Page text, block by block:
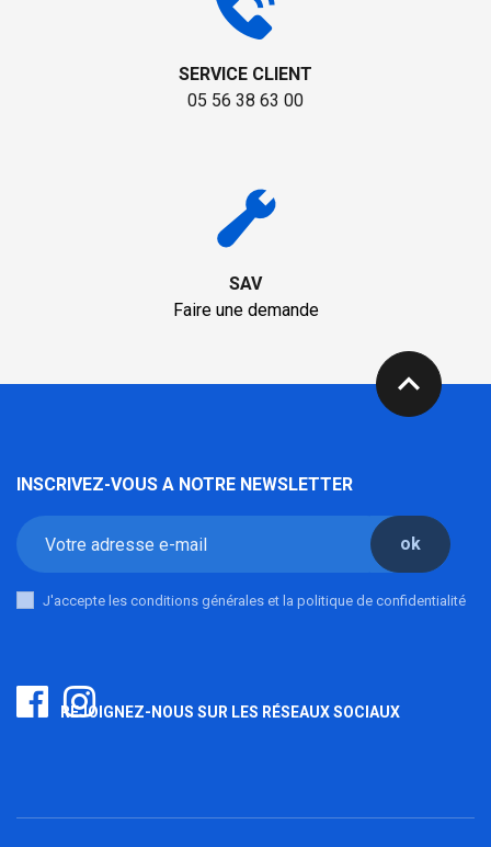
SERVICE CLIENT
05 56 38 63 00
SAV
Faire une demande
expand_less
INSCRIVEZ-VOUS A NOTRE NEWSLETTER
ok
J'accepte les conditions générales et la politique de confidentialité
REJOIGNEZ-NOUS SUR LES RÉSEAUX SOCIAUX